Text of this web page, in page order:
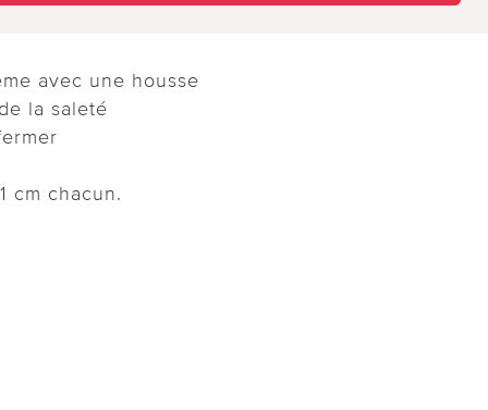
avec une housse
la saleté
cm chacun.